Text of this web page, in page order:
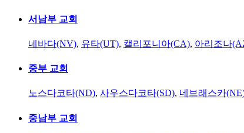
서남부 교회
네바다(NV), 유타(UT), 캘리포니아(CA), 아리조나
중부 교회
노스다코타(ND), 사우스다코타(SD), 네브래스카
중남부 교회